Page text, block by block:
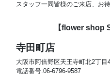
スタッフ一同皆様のご来店、お
【flower shop
寺田町店
大阪市阿倍野区天王寺町北2丁
電話番号:06-6796-9587